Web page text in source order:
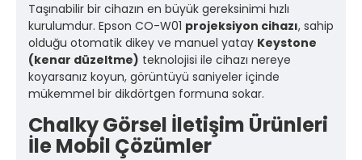
Taşınabilir bir cihazın en büyük gereksinimi hızlı
kurulumdur. Epson CO-W01 projeksiyon cihazı, sahip
olduğu otomatik dikey ve manuel yatay Keystone
(kenar düzeltme) teknolojisi ile cihazı nereye
koyarsanız koyun, görüntüyü saniyeler içinde
mükemmel bir dikdörtgen formuna sokar.
Chalky Görsel İletişim Ürünleri
İle Mobil Çözümler